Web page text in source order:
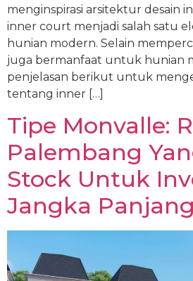
menginspirasi arsitektur desain
inner court menjadi salah satu
hunian modern. Selain
juga bermanfaat untuk hunian
penjelasan berikut untuk
tentang inner […]
Tipe Monvalle:
Palembang
Stock Untuk
Jangka Panjang